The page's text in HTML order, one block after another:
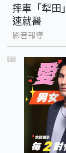
摔車「犁田
速就醫
影音報導
PR